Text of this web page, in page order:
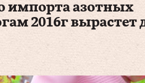
импорта азотных
2016г вырастет